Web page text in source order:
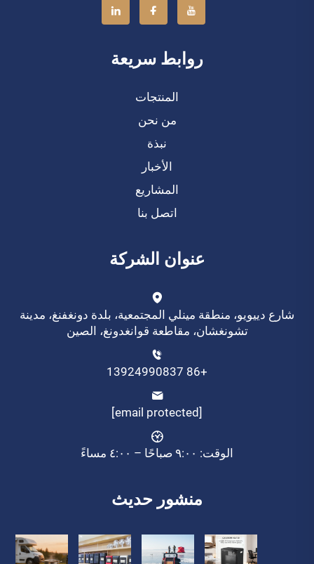
روابط سريعة
المنتجات
من نحن
نبذة
الأخبار
المشاريع
اتصل بنا
عنوان الشركة
شارع دييويو، منطقة مينلي المجتمعية، بلدة دونغفنغ، مدينة
تشونغشان، مقاطعة قوانغدونغ، الصين
+86 13924990837
[email protected]
الوقت: ٩:٠٠ صباحًا – ٤:٠٠ مساءً
منشور حديث